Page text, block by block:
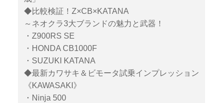
◆比較検証！Z×CB×KATANA
～ネオクラ3大ブランドの魅力と武器！
・Z900RS SE
・HONDA CB1000F
・SUZUKI KATANA
◆最新カワサキ＆ビモータ試乗インプレッション
《KAWASAKI》
・Ninja 500